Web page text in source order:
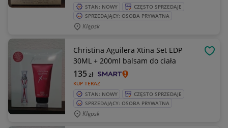
STAN: NOWY
CZĘSTO SPRZEDAJE
SPRZEDAJĄCY: OSOBA PRYWATNA
Klępsk
Christina Aguilera Xtina Set EDP
30ML + 200ml balsam do ciała
KUP TERAZ
135zł
STAN: NOWY
CZĘSTO SPRZEDAJE
SPRZEDAJĄCY: OSOBA PRYWATNA
Klępsk